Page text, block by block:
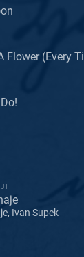
Flower (Every
Ivan Supek